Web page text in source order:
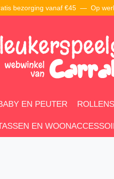
bezorging vanaf €45 — Op
EN PEUTER
EN